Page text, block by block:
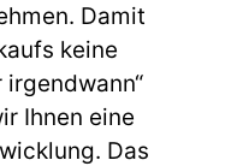
Damit
keine
Ihnen eine
Das